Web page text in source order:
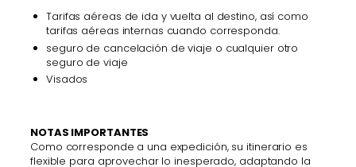
Tarifas aéreas de ida y vuelta al destino, así como
tarifas aéreas internas cuando corresponda.
seguro de cancelación de viaje o cualquier otro
seguro de viaje
Visados
NOTAS IMPORTANTES
Como corresponde a una expedición, su itinerario es
flexible para aprovechar lo inesperado, adaptando la